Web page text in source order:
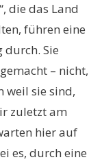
die das Land
führen eine
durch. Sie
– nicht,
weil sie sind,
zuletzt am
hier auf
es, durch eine